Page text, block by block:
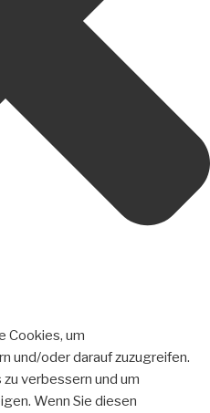
Cookies, um
und/oder darauf zuzugreifen.
verbessern und um
Wenn Sie diesen